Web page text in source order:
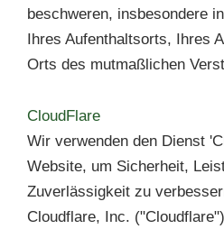
beschweren, insbesondere
Ihres Aufenthaltsorts, Ihres
Orts des mutmaßlichen
CloudFlare
Wir verwenden den Dienst
Website, um Sicherheit,
Zuverlässigkeit zu
Cloudflare, Inc.